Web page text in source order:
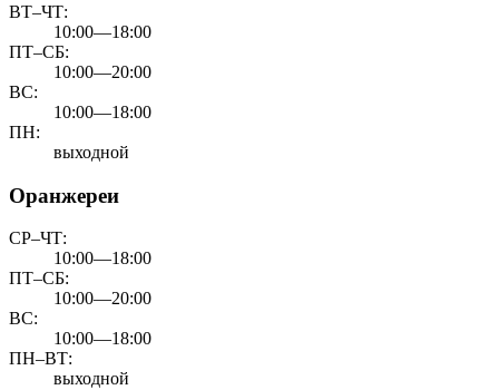
ВТ–ЧТ:
10:00—18:00
ПТ–СБ:
10:00—20:00
ВС:
10:00—18:00
ПН:
выходной
Оранжереи
СР–ЧТ:
10:00—18:00
ПТ–СБ:
10:00—20:00
ВС:
10:00—18:00
ПН–ВТ:
выходной